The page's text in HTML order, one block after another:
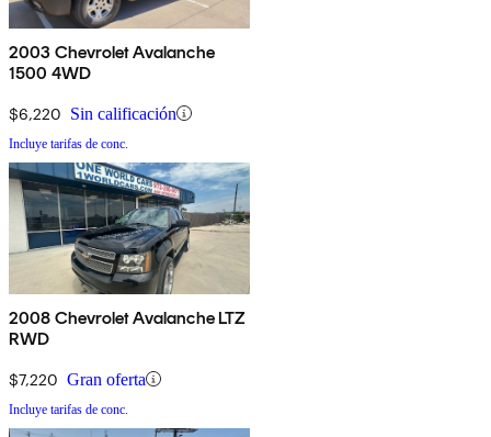
2003 Chevrolet Avalanche
1500 4WD
$6,220 Sin calificación
Incluye tarifas de conc.
2008 Chevrolet Avalanche LTZ
RWD
$7,220 Gran oferta
Incluye tarifas de conc.